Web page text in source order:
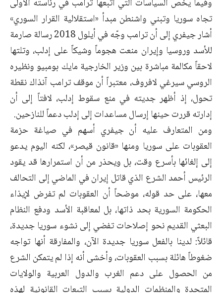
وفيما يخص السياسات التي اتبعها ترامب في رئاسته الأولى
تجاه سوريا وتبني واشنطن مبدأ «استقلالية ‏القرار السوري»
أشار جيفري إلى أن ترامب وجّه في أيلول 2018 رسالة صارمة
للأسد وروسيا وإيران ‏منعت هجوماً وشيكاً على إدلب، وتلتها
لاحقاً مكالمة مباشرة بين وزير الخارجية مايك بومبيو ونظيره
‏الروسي سيرغي لافروف، معتبراً أن موقف ترامب آنذاك نقطة
تحول، إذ أظهر جديته في منع سقوط ‏إدلب، لافتاً إلى أن
إدارته قررت حينها إرسال مساعدات إلى إدلب دعماً للنازحين.‏
ومن المتعارف عليه أن جيفري أسهم في صياغة حزمة
العقوبات على سوريا ومنها «قانون قيصر»، ‏لكنه اليوم يدعو
إلى إلغائها بأسرع وقت، بل ويحذر من أن استمرارها قد يقود
الرئيس أحمد الشرع الذي ‏قاتل إيران في الماضي إلى التحالف
معها، على حد قوله، موضحاً أن العقوبات لم تفرض لإيذاء
الحكومة ‏السورية بحد ذاتها، بل لمعاقبة الأسد ودفع النظام
البعثي القديم نحو إصلاحات تفضي إلى نشوء سوريا ‏جديدة،
قائلاً: لدينا بالفعل سوريا جديدة الآن، والمفارقة أنها تواجه
ضغوطاً هائلة بسبب العقوبات، وأخشى ‏أنه إذا لم يتمكن الشرع
من الحصول على دعم الغرب والدول العربية والولايات